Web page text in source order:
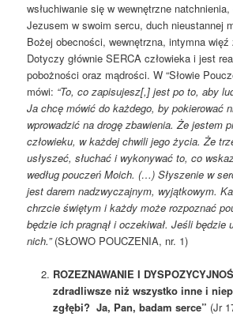
wsłuchiwanie się w wewnętrzne
Jezusem w swoim sercu, duch nieustannej
Bożej obecności, wewnętrzna, intymna
Dotyczy głównie SERCA człowieka i jest
pobożności oraz mądrości. W “Słowie
mówi: “To, co zapisujesz[,] jest po to, aby
Ja chcę mówić do każdego, by pokierować
wprowadzić na drogę zbawienia. Że jestem
człowieku, w każdej chwili jego życia. Że
usłyszeć, słuchać i wykonywać to, co
według pouczeń Moich. (…) Słyszenie w
jest darem nadzwyczajnym, wyjątkowym.
chrzcie świętym i każdy może rozpoznać
będzie ich pragnął i oczekiwał. Jeśli będzie
nich.”(SŁOWO POUCZENIA, nr. 1)
ROZEZNAWANIE I
zdradliwsze niż wszystko inne i
zgłębi? Ja, Pan, badam serce” (Jr